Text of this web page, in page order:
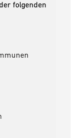
folgenden